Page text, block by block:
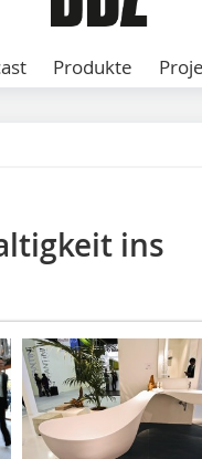
Produkte
ins